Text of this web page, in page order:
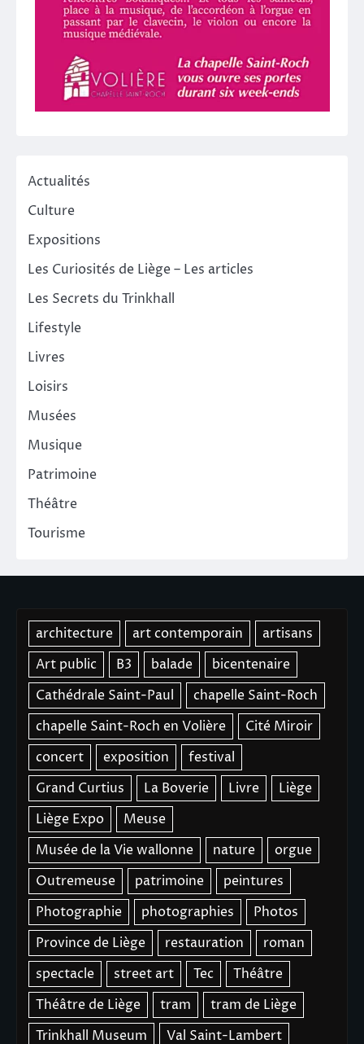
Actualités
Culture
Expositions
Les Curiosités de Liège – Les articles
Les Secrets du Trinkhall
Lifestyle
Livres
Loisirs
Musées
Musique
Patrimoine
Théâtre
Tourisme